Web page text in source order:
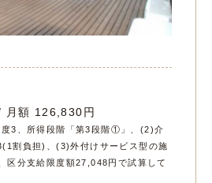
月額 126,830円
3、所得段階「第3段階①」、(2)介
割負担)、(3)外付けサービス型の施
区分支給限度額27,048円で試算して